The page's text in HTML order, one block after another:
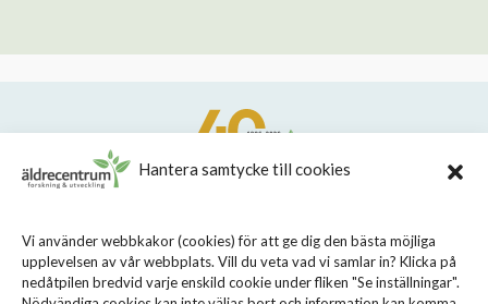
Hantera samtycke till cookies
Vi använder webbkakor (cookies) för att ge dig den bästa möjliga
upplevelsen av vår webbplats. Vill du veta vad vi samlar in? Klicka på
nedåtpilen bredvid varje enskild cookie under fliken "Se inställningar".
Sveavägen 155, 113 46 Stockholm